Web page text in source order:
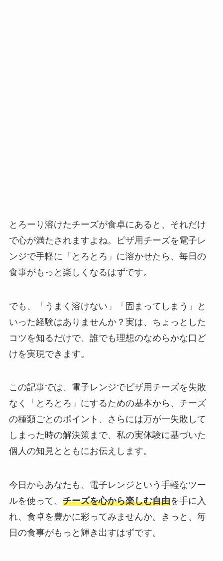
とろーり溶けたチーズが食卓にあると、それだけ
で心が満たされますよね。ピザ用チーズを電子レ
ンジで手軽に「とろとろ」に溶かせたら、毎日の
食事がもっと楽しくなるはずです。
でも、「うまく溶けない」「固まってしまう」と
いった経験はありませんか？実は、ちょっとした
コツを知るだけで、誰でも理想のなめらかな口ど
けを実現できます。
この記事では、電子レンジでピザ用チーズを失敗
なく「とろとろ」にするための基本から、チーズ
の種類ごとのポイント、さらには万が一失敗して
しまった時の解決策まで、私の実体験に基づいた
個人の知見とともにお伝えします。
今日からあなたも、電子レンジという手軽なツー
ルを使って、 チーズを心から楽しむ自由を手に入
れ、食卓を豊かに彩ってみませんか。きっと、毎
日の食事がもっと輝き出すはずです。